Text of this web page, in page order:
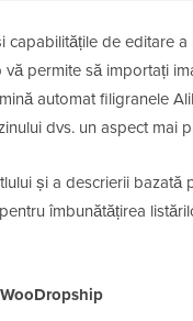
capabilitățile de editare a
permite să importați
automat filigranele
dvs. un aspect mai
și a descrierii bazată
îmbunătățirea